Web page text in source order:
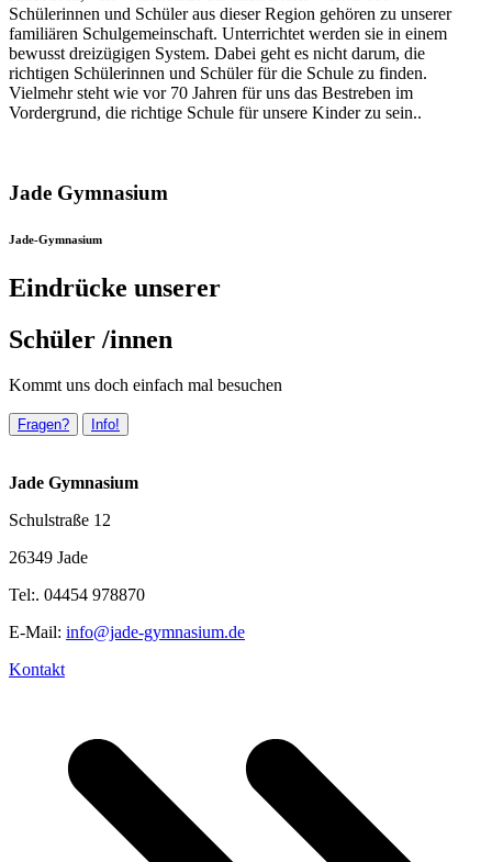
Schülerinnen und Schüler aus dieser Region gehören zu unserer
familiären Schulgemeinschaft. Unterrichtet werden sie in einem
bewusst dreizügigen System. Dabei geht es nicht darum, die
richtigen Schülerinnen und Schüler für die Schule zu finden.
Vielmehr steht wie vor 70 Jahren für uns das Bestreben im
Vordergrund, die richtige Schule für unsere Kinder zu sein..
Jade Gymnasium
Jade-Gymnasium
Eindrücke unserer
Schüler /innen
Kommt uns doch einfach mal besuchen
Fragen? Info!
Jade Gymnasium
Schulstraße 12
26349 Jade
Tel:. 04454 978870
E-Mail: info@jade-gymnasium.de
Kontakt